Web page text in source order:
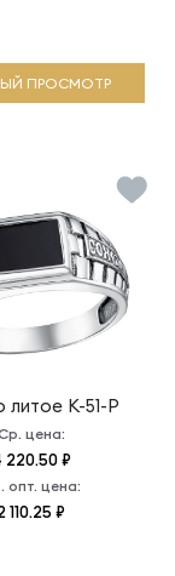
ПРОСМОТР
литое К-51-Р
цена:
220.50 ₽
опт. цена:
110.25 ₽